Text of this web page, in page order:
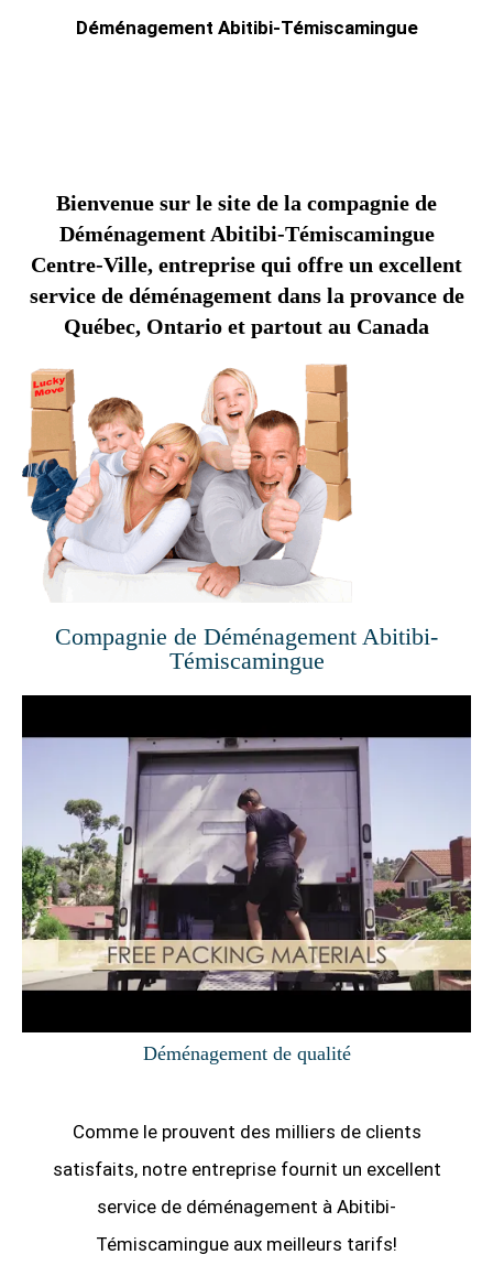
Déménagement Abitibi-Témiscamingue
Bienvenue sur le site de la compagnie de
Déménagement Abitibi-Témiscamingue
Centre-Ville, entreprise qui offre un excellent
service de déménagement dans la provance de
Québec, Ontario et partout au Canada
Compagnie de Déménagement Abitibi-
Témiscamingue
Déménagement de qualité
Comme le prouvent des milliers de clients
satisfaits, notre entreprise fournit un excellent
service de déménagement à Abitibi-
Témiscamingue aux meilleurs tarifs!